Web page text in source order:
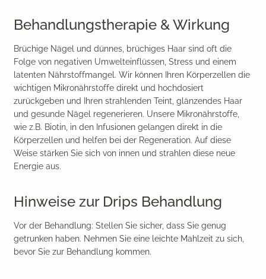
Behandlungstherapie & Wirkung
Brüchige Nägel und dünnes, brüchiges Haar sind oft die
Folge von negativen Umwelteinflüssen, Stress und einem
latenten Nährstoffmangel. Wir können Ihren Körperzellen die
wichtigen Mikronährstoffe direkt und hochdosiert
zurückgeben und Ihren strahlenden Teint, glänzendes Haar
und gesunde Nägel regenerieren. Unsere Mikronährstoffe,
wie z.B. Biotin, in den Infusionen gelangen direkt in die
Körperzellen und helfen bei der Regeneration. Auf diese
Weise stärken Sie sich von innen und strahlen diese neue
Energie aus.
Hinweise zur Drips Behandlung
Vor der Behandlung: Stellen Sie sicher, dass Sie genug
getrunken haben. Nehmen Sie eine leichte Mahlzeit zu sich,
bevor Sie zur Behandlung kommen.